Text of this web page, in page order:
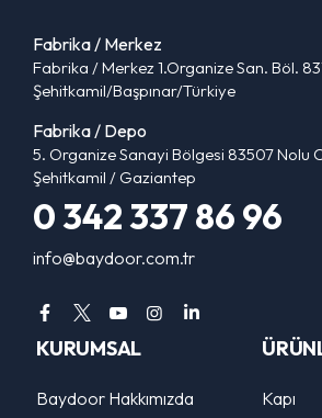
Fabrika / Merkez
Fabrika / Merkez 1.Organize San. Böl.
Şehitkamil/Başpınar/Türkiye
Fabrika / Depo
5. Organize Sanayi Bölgesi 83507 Nolu
Şehitkamil / Gaziantep
0 342 337 86 96
info@baydoor.com.tr
KURUMSAL
Baydoor Hakkımızda
Kapı